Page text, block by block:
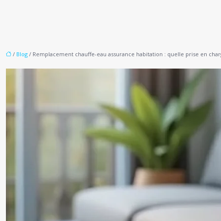
/ Blog / Remplacement chauffe-eau assurance habitation : quelle prise en